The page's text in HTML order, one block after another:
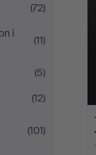
(72)
i
(11)
(5)
(12)
(101)